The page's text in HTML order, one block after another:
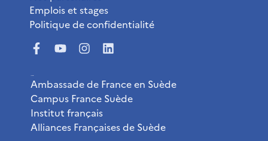
Emplois et stages
Politique de confidentialité
Ambassade de France en Suède
Campus France Suède
Institut français
Alliances Françaises de Suède